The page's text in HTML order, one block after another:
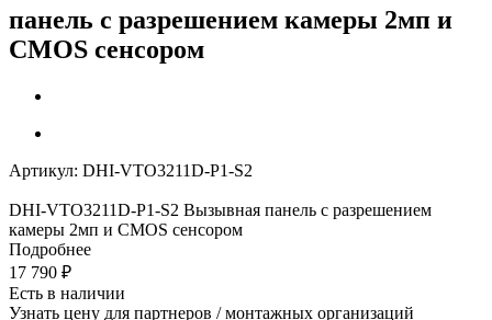
панель с разрешением камеры 2мп и
CMOS сенсором
Артикул: DHI-VTO3211D-P1-S2
DHI-VTO3211D-P1-S2 Вызывная панель с разрешением
камеры 2мп и CMOS сенсором
Подробнее
17 790 ₽
Есть в наличии
Узнать цену для партнеров / монтажных организаций